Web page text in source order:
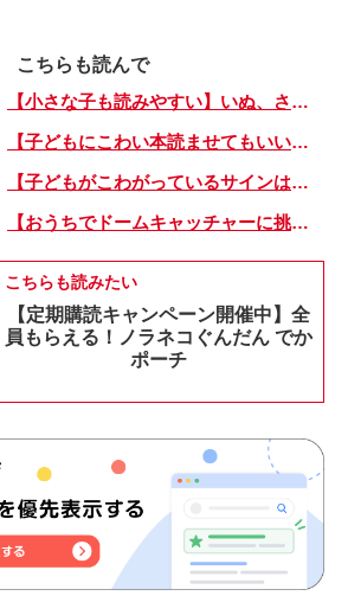
こちらも読んで
【小さな子も読みやすい】いぬ、さる、うさぎ、ゴリラにあひる…動物たちのまねっこできるかな？『まねまねっこ』発売中！
【子どもにこわい本読ませてもいいの？】「子どもはどのようなものにこわさを感じやすいのでしょうか？」
【子どもがこわがっているサインは？】「読み聞かせのとき、子どもがこわがっていると判断できるサインを教えてください！」
【おうちでドームキャッチャーに挑戦だ】アンパンマン わくわくドームキャッチャー
こちらも読みたい
【定期購読キャンペーン開催中】全
員もらえる！ノラネコぐんだん でか
ポーチ